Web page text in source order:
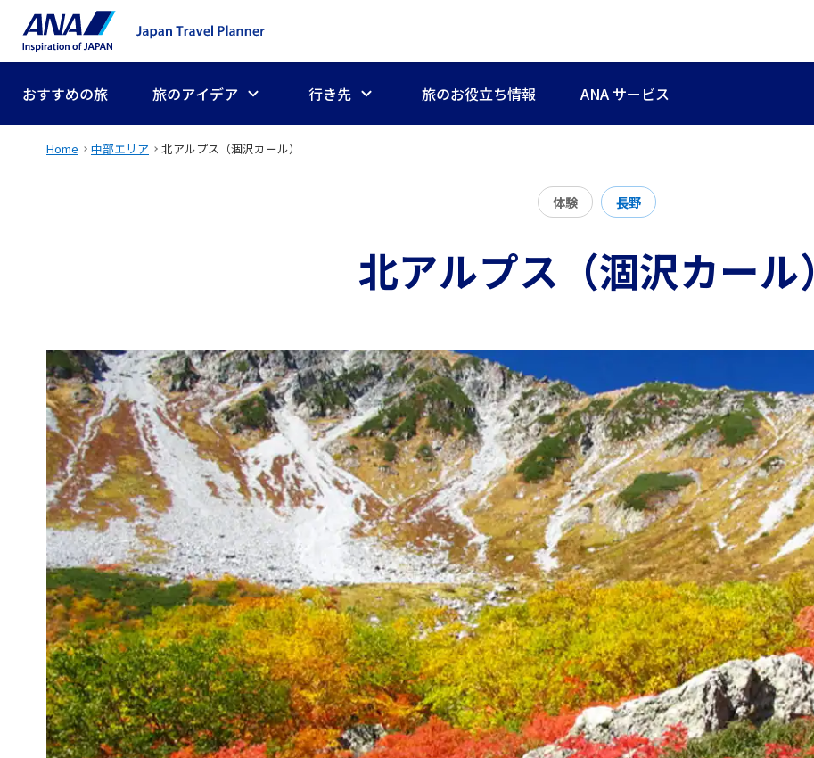
おすすめの旅 旅のアイデア 行き先 旅のお役立ち情報 ANA サービス
Home 中部エリア 北アルプス（涸沢カール）
体験 長野
北アルプス（涸沢カール）